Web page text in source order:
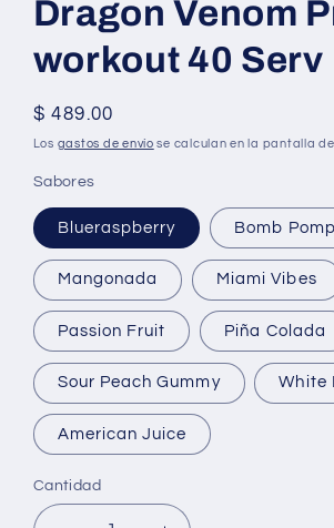
Dragon Venom
workout 40 Serv
Precio
habitual
$ 489.00
Los gastos de envío se calculan en la pantalla
Sabores
Blueraspberry Bomb Pomp
Mangonada Miami Vibes
Passion Fruit Piña Colada
Sour Peach Gummy White
American Juice
Cantidad